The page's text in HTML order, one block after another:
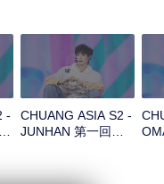
-
CHUANG ASIA S2 -
JUNHAN 第一回公